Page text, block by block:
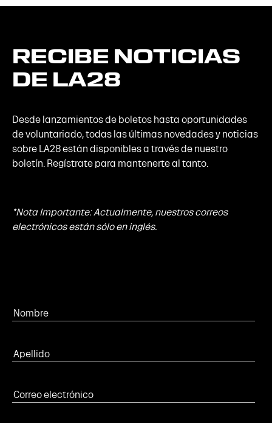
RECIBE NOTICIAS
DE LA28
Desde lanzamientos de boletos hasta oportunidades
de voluntariado, todas las últimas novedades y noticias
sobre LA28 están disponibles a través de nuestro
boletín. Regístrate para mantenerte al tanto.
*Nota Importante: Actualmente, nuestros correos
electrónicos están sólo en inglés.